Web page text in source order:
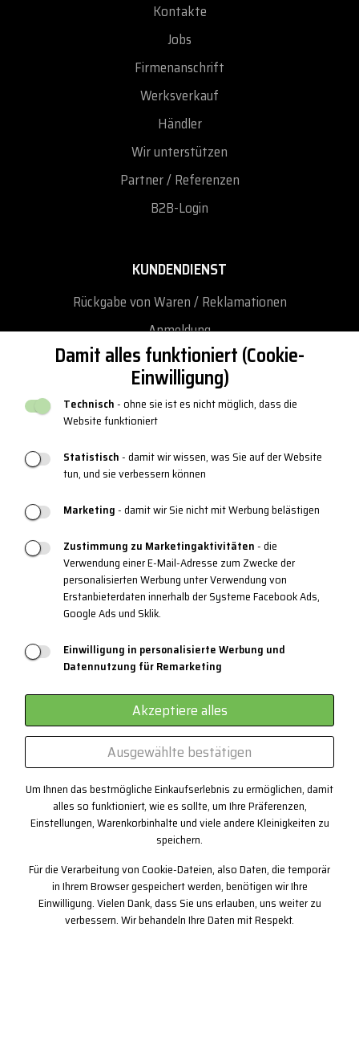
Damit alles funktioniert (Cookie-
Einwilligung)
Um Ihnen das bestmögliche Einkaufserlebnis zu ermöglichen, damit
alles so funktioniert, wie es sollte, um Ihre Präferenzen,
Einstellungen, Warenkorbinhalte und viele andere Kleinigkeiten zu
speichern.
Für die Verarbeitung von Cookie-Dateien, also Daten, die temporär
in Ihrem Browser gespeichert werden, benötigen wir Ihre
Einwilligung. Vielen Dank, dass Sie uns erlauben, uns weiter zu
verbessern. Wir behandeln Ihre Daten mit Respekt.
Technisch- ohne sie ist es nicht möglich, dass die
Website funktioniert
Statistisch- damit wir wissen, was Sie auf der Website
tun, und sie verbessern können
Marketing- damit wir Sie nicht mit Werbung belästigen
Zustimmung zu Marketingaktivitäten- die
Verwendung einer E-Mail-Adresse zum Zwecke der
personalisierten Werbung unter Verwendung von
Erstanbieterdaten innerhalb der Systeme Facebook Ads,
Google Ads und Sklik.
Einwilligung in personalisierte Werbung und
Datennutzung für Remarketing
Ausgewählte bestätigen
Akzeptiere alles
Kontakte
Jobs
Firmenanschrift
Werksverkauf
Händler
Wir unterstützen
Partner / Referenzen
B2B-Login
KUNDENDIENST
Rückgabe von Waren / Reklamationen
Anmeldung
Treuepunkte
Geschäftsbedingungen
Datenschutz-Bestimmungen
Reklamationen
PRODUKT SUPPORT
Größentabellen
Pflege der Kleidung
Materialien und Technologie
3-Schicht-System
EYEWEAR
Zertifikate
Kundenspezifische Produktion
Kontakt
+420 382 222 221
+420 774 968 904